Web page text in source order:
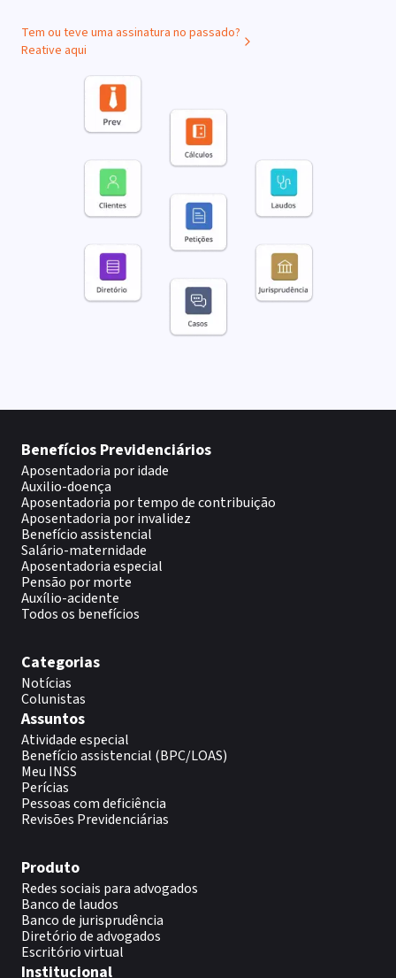
Tem ou teve uma assinatura no passado?
Reative aqui
Benefícios Previdenciários
Aposentadoria por idade
Auxilio-doença
Aposentadoria por tempo de contribuição
Aposentadoria por invalidez
Benefício assistencial
Salário-maternidade
Aposentadoria especial
Pensão por morte
Auxílio-acidente
Todos os benefícios
Categorias
Notícias
Colunistas
Assuntos
Atividade especial
Benefício assistencial (BPC/LOAS)
Meu INSS
Perícias
Pessoas com deficiência
Revisões Previdenciárias
Produto
Redes sociais para advogados
Banco de laudos
Banco de jurisprudência
Diretório de advogados
Escritório virtual
Institucional